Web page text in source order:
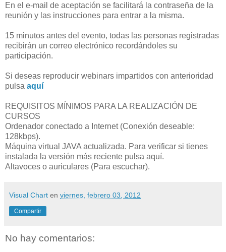
En el e-mail de aceptación se facilitará la contraseña de la
reunión y las instrucciones para entrar a la misma.
15 minutos antes del evento, todas las personas registradas
recibirán un correo electrónico recordándoles su
participación.
Si deseas reproducir webinars impartidos con anterioridad
pulsa aquí
REQUISITOS MÍNIMOS PARA LA REALIZACIÓN DE
CURSOS
Ordenador conectado a Internet (Conexión deseable:
128kbps).
Máquina virtual JAVA actualizada. Para verificar si tienes
instalada la versión más reciente pulsa aquí.
Altavoces o auriculares (Para escuchar).
Visual Chart en viernes, febrero 03, 2012
Compartir
No hay comentarios: